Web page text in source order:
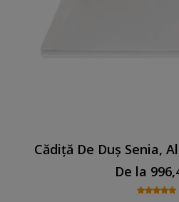
Cădiță De Duș Senia,
De la